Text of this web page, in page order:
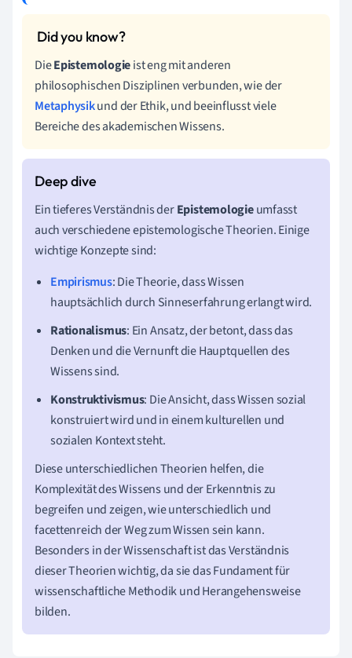
DieEpistemologieist eng mit anderen
philosophischen Disziplinen verbunden, wie der
Metaphysikund der Ethik, und beeinflusst viele
Bereiche des akademischen Wissens.
Ein tieferes Verständnis derEpistemologieumfasst
auch verschiedene epistemologische Theorien. Einige
wichtige Konzepte sind:
Empirismus: Die Theorie, dass Wissen
hauptsächlich durch Sinneserfahrung erlangt wird.
Rationalismus: Ein Ansatz, der betont, dass das
Denken und die Vernunft die Hauptquellen des
Wissens sind.
Konstruktivismus: Die Ansicht, dass Wissen sozial
konstruiert wird und in einem kulturellen und
sozialen Kontext steht.
Diese unterschiedlichen Theorien helfen, die
Komplexität des Wissens und der Erkenntnis zu
begreifen und zeigen, wie unterschiedlich und
facettenreich der Weg zum Wissen sein kann.
Besonders in der Wissenschaft ist das Verständnis
dieser Theorien wichtig, da sie das Fundament für
wissenschaftliche Methodik und Herangehensweise
bilden.